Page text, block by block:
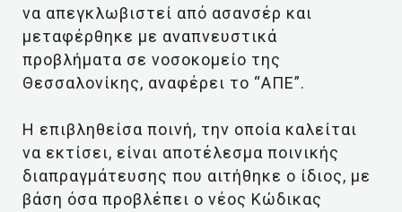
να απεγκλωβιστεί από ασανσέρ και
μεταφέρθηκε με αναπνευστικά
προβλήματα σε νοσοκομείο της
Θεσσαλονίκης, αναφέρει το “ΑΠΕ”.
Η επιβληθείσα ποινή, την οποία καλείται
να εκτίσει, είναι αποτέλεσμα ποινικής
διαπραγμάτευσης που αιτήθηκε ο ίδιος, με
βάση όσα προβλέπει ο νέος Κώδικας